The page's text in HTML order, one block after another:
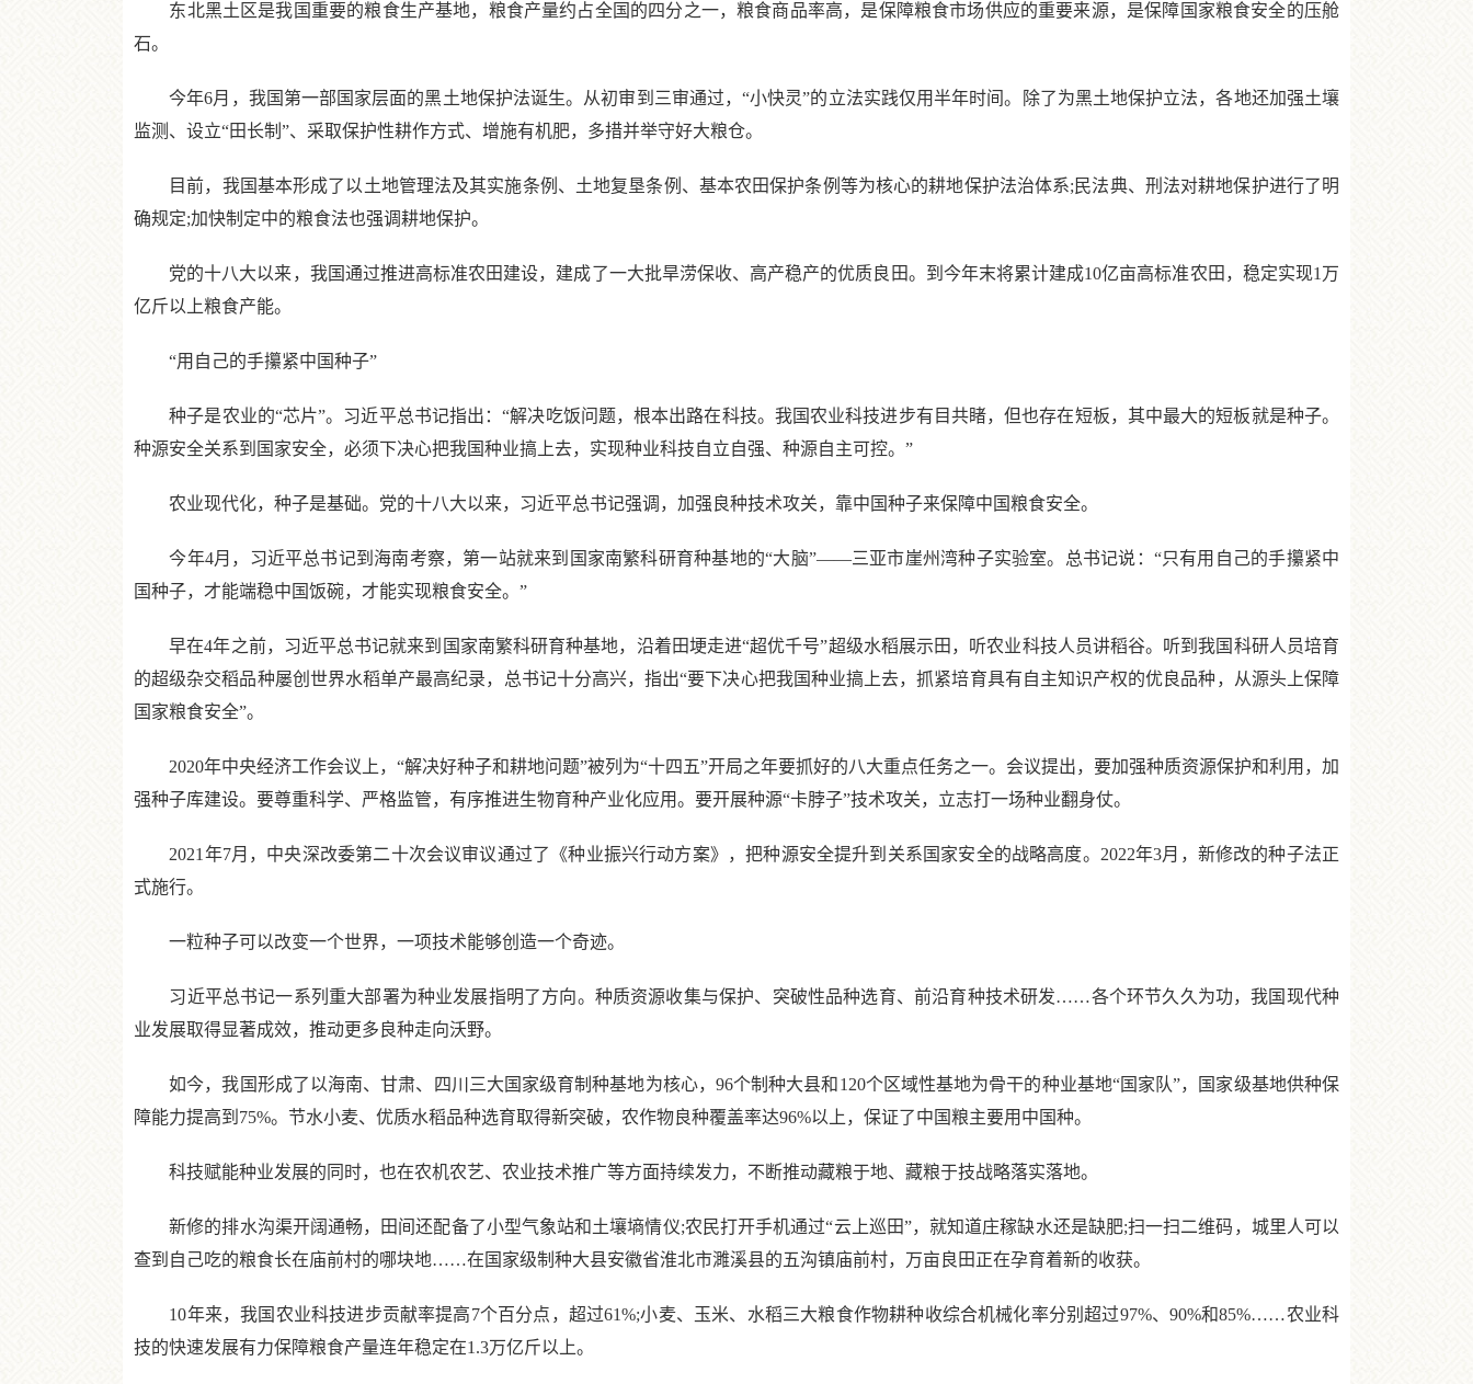
东北黑土区是我国重要的粮食生产基地，粮食产量约占全国的四分之一，粮食商品率高，是保障粮食市场供应的重要来源，是保障国家粮食安全的压舱
石。
今年6月，我国第一部国家层面的黑土地保护法诞生。从初审到三审通过，“小快灵”的立法实践仅用半年时间。除了为黑土地保护立法，各地还加强土壤
监测、设立“田长制”、采取保护性耕作方式、增施有机肥，多措并举守好大粮仓。
目前，我国基本形成了以土地管理法及其实施条例、土地复垦条例、基本农田保护条例等为核心的耕地保护法治体系;民法典、刑法对耕地保护进行了明
确规定;加快制定中的粮食法也强调耕地保护。
党的十八大以来，我国通过推进高标准农田建设，建成了一大批旱涝保收、高产稳产的优质良田。到今年末将累计建成10亿亩高标准农田，稳定实现1万
亿斤以上粮食产能。
“用自己的手攥紧中国种子”
种子是农业的“芯片”。习近平总书记指出：“解决吃饭问题，根本出路在科技。我国农业科技进步有目共睹，但也存在短板，其中最大的短板就是种子。
种源安全关系到国家安全，必须下决心把我国种业搞上去，实现种业科技自立自强、种源自主可控。”
农业现代化，种子是基础。党的十八大以来，习近平总书记强调，加强良种技术攻关，靠中国种子来保障中国粮食安全。
今年4月，习近平总书记到海南考察，第一站就来到国家南繁科研育种基地的“大脑”——三亚市崖州湾种子实验室。总书记说：“只有用自己的手攥紧中
国种子，才能端稳中国饭碗，才能实现粮食安全。”
早在4年之前，习近平总书记就来到国家南繁科研育种基地，沿着田埂走进“超优千号”超级水稻展示田，听农业科技人员讲稻谷。听到我国科研人员培育
的超级杂交稻品种屡创世界水稻单产最高纪录，总书记十分高兴，指出“要下决心把我国种业搞上去，抓紧培育具有自主知识产权的优良品种，从源头上保障
国家粮食安全”。
2020年中央经济工作会议上，“解决好种子和耕地问题”被列为“十四五”开局之年要抓好的八大重点任务之一。会议提出，要加强种质资源保护和利用，加
强种子库建设。要尊重科学、严格监管，有序推进生物育种产业化应用。要开展种源“卡脖子”技术攻关，立志打一场种业翻身仗。
2021年7月，中央深改委第二十次会议审议通过了《种业振兴行动方案》，把种源安全提升到关系国家安全的战略高度。2022年3月，新修改的种子法正
式施行。
一粒种子可以改变一个世界，一项技术能够创造一个奇迹。
习近平总书记一系列重大部署为种业发展指明了方向。种质资源收集与保护、突破性品种选育、前沿育种技术研发……各个环节久久为功，我国现代种
业发展取得显著成效，推动更多良种走向沃野。
如今，我国形成了以海南、甘肃、四川三大国家级育制种基地为核心，96个制种大县和120个区域性基地为骨干的种业基地“国家队”，国家级基地供种保
障能力提高到75%。节水小麦、优质水稻品种选育取得新突破，农作物良种覆盖率达96%以上，保证了中国粮主要用中国种。
科技赋能种业发展的同时，也在农机农艺、农业技术推广等方面持续发力，不断推动藏粮于地、藏粮于技战略落实落地。
新修的排水沟渠开阔通畅，田间还配备了小型气象站和土壤墒情仪;农民打开手机通过“云上巡田”，就知道庄稼缺水还是缺肥;扫一扫二维码，城里人可以
查到自己吃的粮食长在庙前村的哪块地……在国家级制种大县安徽省淮北市濉溪县的五沟镇庙前村，万亩良田正在孕育着新的收获。
10年来，我国农业科技进步贡献率提高7个百分点，超过61%;小麦、玉米、水稻三大粮食作物耕种收综合机械化率分别超过97%、90%和85%……农业科
技的快速发展有力保障粮食产量连年稳定在1.3万亿斤以上。